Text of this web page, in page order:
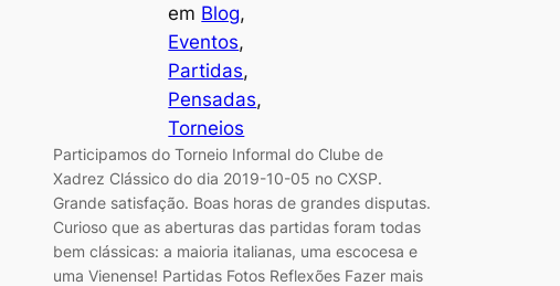
em Blog
Eventos
Partidas
Pensadas
Torneios
Participamos do Torneio Informal do Clube de
Xadrez Clássico do dia 2019-10-05 no CXSP.
Grande satisfação. Boas horas de grandes disputas.
Curioso que as aberturas das partidas foram todas
bem clássicas: a maioria italianas, uma escocesa e
uma Vienense! Partidas Fotos Reflexões Fazer mais